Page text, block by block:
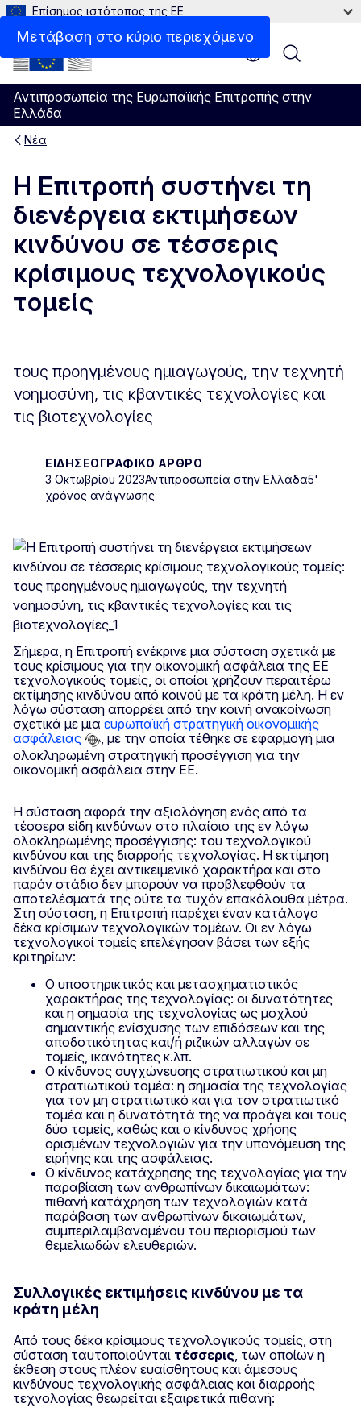
Μετάβαση στο κύριο περιεχόμενο
Επίσημος ιστότοπος της ΕΕ
Αντιπροσωπεία της Ευρωπαϊκής Επιτροπής στην
Ελλάδα
Menu
Νέα
Η Επιτροπή συστήνει τη
διενέργεια εκτιμήσεων
κινδύνου σε τέσσερις
κρίσιμους τεχνολογικούς
τομείς
τους προηγμένους ημιαγωγούς, την τεχνητή
νοημοσύνη, τις κβαντικές τεχνολογίες και
τις βιοτεχνολογίες
ΕΙΔΗΣΕΟΓΡΑΦΙΚΌ ΆΡΘΡΟ
3 Οκτωβρίου 2023Αντιπροσωπεία στην Ελλάδα5'
χρόνος ανάγνωσης
Σήμερα, η Επιτροπή ενέκρινε μια σύσταση σχετικά με
τους κρίσιμους για την οικονομική ασφάλεια της ΕΕ
τεχνολογικούς τομείς, οι οποίοι χρήζουν περαιτέρω
εκτίμησης κινδύνου από κοινού με τα κράτη μέλη. Η εν
λόγω σύσταση απορρέει από την κοινή ανακοίνωση
σχετικά με μια ευρωπαϊκή στρατηγική οικονομικής
ασφάλειας
, με την οποία τέθηκε σε εφαρμογή μια
ολοκληρωμένη στρατηγική προσέγγιση για την
οικονομική ασφάλεια στην ΕΕ.
Η σύσταση αφορά την αξιολόγηση ενός από τα
τέσσερα είδη κινδύνων στο πλαίσιο της εν λόγω
ολοκληρωμένης προσέγγισης: του τεχνολογικού
κινδύνου και της διαρροής τεχνολογίας. Η εκτίμηση
κινδύνου θα έχει αντικειμενικό χαρακτήρα και στο
παρόν στάδιο δεν μπορούν να προβλεφθούν τα
αποτελέσματά της ούτε τα τυχόν επακόλουθα μέτρα.
Στη σύσταση, η Επιτροπή παρέχει έναν κατάλογο
δέκα κρίσιμων τεχνολογικών τομέων. Οι εν λόγω
τεχνολογικοί τομείς επελέγησαν βάσει των εξής
κριτηρίων:
Ο υποστηρικτικός και μετασχηματιστικός
χαρακτήρας της τεχνολογίας: οι δυνατότητες
και η σημασία της τεχνολογίας ως μοχλού
σημαντικής ενίσχυσης των επιδόσεων και της
αποδοτικότητας και/ή ριζικών αλλαγών σε
τομείς, ικανότητες κ.λπ.
Ο κίνδυνος συγχώνευσης στρατιωτικού και μη
στρατιωτικού τομέα: η σημασία της τεχνολογίας
για τον μη στρατιωτικό και για τον στρατιωτικό
τομέα και η δυνατότητά της να προάγει και τους
δύο τομείς, καθώς και ο κίνδυνος χρήσης
ορισμένων τεχνολογιών για την υπονόμευση της
ειρήνης και της ασφάλειας.
Ο κίνδυνος κατάχρησης της τεχνολογίας για την
παραβίαση των ανθρωπίνων δικαιωμάτων:
πιθανή κατάχρηση των τεχνολογιών κατά
παράβαση των ανθρωπίνων δικαιωμάτων,
συμπεριλαμβανομένου του περιορισμού των
θεμελιωδών ελευθεριών.
Συλλογικές εκτιμήσεις κινδύνου με τα
κράτη μέλη
Από τους δέκα κρίσιμους τεχνολογικούς τομείς, στη
σύσταση ταυτοποιούνται τέσσερις , των οποίων η
έκθεση στους πλέον ευαίσθητους και άμεσους
κινδύνους τεχνολογικής ασφάλειας και διαρροής
τεχνολογίας θεωρείται εξαιρετικά πιθανή: